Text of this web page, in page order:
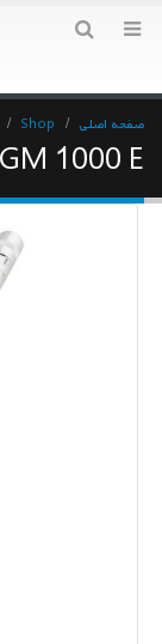
صفحه اصلی Shop
1000 E